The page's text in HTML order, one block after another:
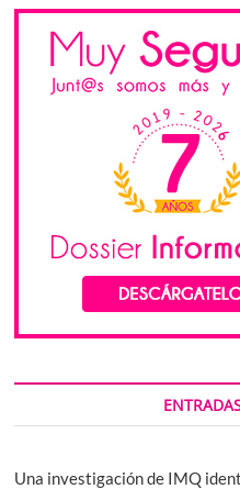
Una investigación de IMQ